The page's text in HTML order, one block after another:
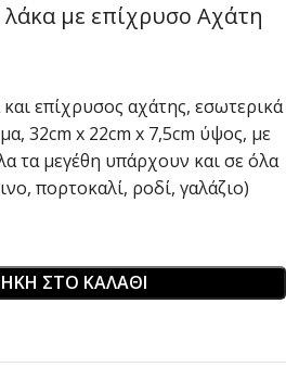
με επίχρυσο Αχάτη
επίχρυσος αχάτης, εσωτερικά
32cm x 22cm x 7,5cm ύψος, με
τα μεγέθη υπάρχουν και σε όλα
πορτοκαλί, ροδί, γαλάζιο)
ΣΤΟ ΚΑΛΆΘΙ